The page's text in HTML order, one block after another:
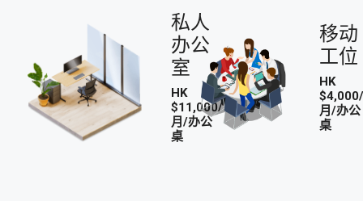
私人
办公
室
HK
$11,000/
月/办公
桌
移动
工位
HK
$4,000/
月/办公
桌